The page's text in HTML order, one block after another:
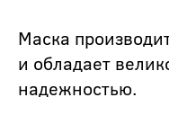
Маска
и обладает
надежностью.